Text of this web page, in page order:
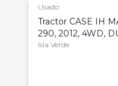
Usado
Tractor CASE IH
290, 2012, 4WD,
Isla Verde